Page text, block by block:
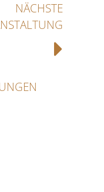
NÄCHSTE